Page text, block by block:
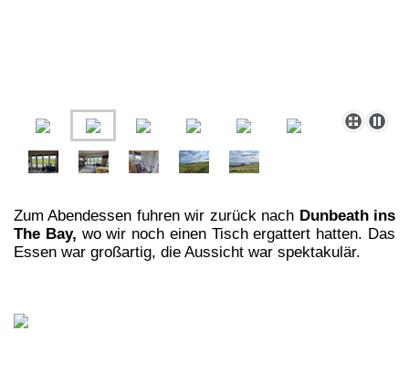
Zum Abendessen fuhren wir zurück nach Dunbeath ins
The Bay, wo wir noch einen Tisch ergattert hatten. Das
Essen war großartig, die Aussicht war spektakulär.